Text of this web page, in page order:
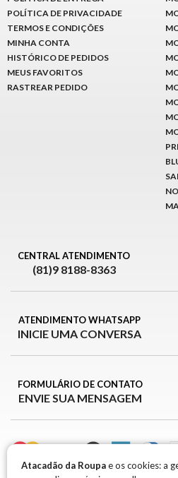
POLÍTICA DE PRIVACIDADE
TERMOS E CONDIÇÕES
MINHA CONTA
HISTÓRICO DE PEDIDOS
MEUS FAVORITOS
RASTREAR PEDIDO
CENTRAL ATENDIMENTO
(81)9 8188-8363
ATENDIMENTO WHATSAPP
INICIE UMA CONVERSA
FORMULÁRIO DE CONTATO
ENVIE SUA MENSAGEM
Atacadão da Roupae os cookies: a